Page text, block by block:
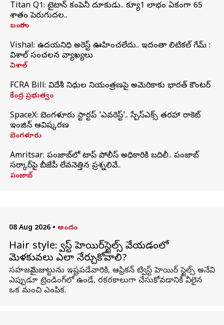
Titan Q1: టైటాన్ కంపెనీ దూకుడు.. క్యూ1 లాభం ఏకంగా 65
శాతం పెరుగుదల..
బంగారం
Vishal: ఉదయనిధి అరెస్ట్‌ ఊహించలేదు.. ఇదంతా పొలిటికల్ గేమ్ :
విశాల్ సంచలన వ్యాఖ్యలు
విశాల్
FCRA Bill: విదేశీ నిధుల నియంత్రణపై అమెరికాకు భారత్‌ కౌంటర్
కేంద్ర ప్రభుత్వం
SpaceX: బెంగళూరు స్టార్టప్‌ 'ఎవరెస్ట్'.. స్పేస్‌ఎక్స్ తరహా రాకెట్‌
ఇంజిన్‌ ఆవిష్కరణ
బెంగళూరు
Amritsar: పంజాబ్‌లో టాప్ పోలీస్ అధికారికి బదిలీ.. పంజాబ్
సర్కార్‌పై బీజేపీ లేవనెత్తిన ప్రశ్నలివే..
పంజాబ్
08 Aug 2026 • అందం
Hair style: ట్విస్ట్ హెయిర్‌స్టైల్స్ వేయడంలో
మెళకువలు ఎలా నేర్చుకోవాలి?
సహజమైన జుట్టును ఇష్టపడేవారికి, ఆఫ్రికన్ ట్విస్ట్ హెయిర్ స్టైల్స్ అనేవి
ఎప్పుడూ ట్రెండింగ్‌లో ఉండే, రకరకాలుగా చేసుకోవడానికి వీలైన
ఒక మంచి ఎంపిక.